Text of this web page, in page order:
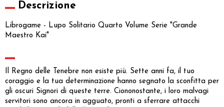
Descrizione
Librogame - Lupo Solitario Quarto Volume Serie "Grande
Maestro Kai"
Il Regno delle Tenebre non esiste più. Sette anni fa, il tuo
coraggio e la tua determinazione hanno segnato la sconfitta per
gli oscuri Signori di queste terre. Ciononostante, i loro malvagi
servitori sono ancora in agguato, pronti a sferrare attacchi